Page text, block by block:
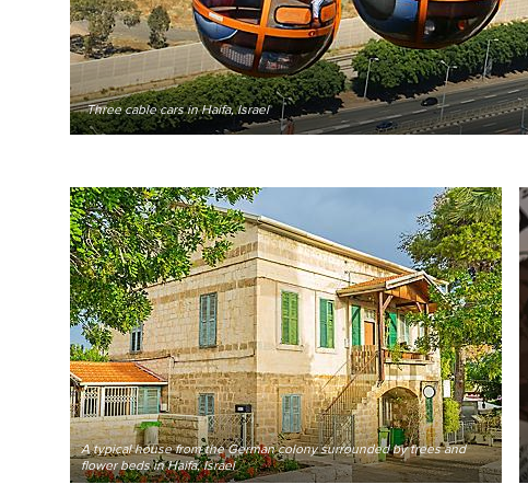
Three cable cars in Haifa, Israel
A typical house from the German colony surrounded by trees and
flower beds in Haifa, Israel